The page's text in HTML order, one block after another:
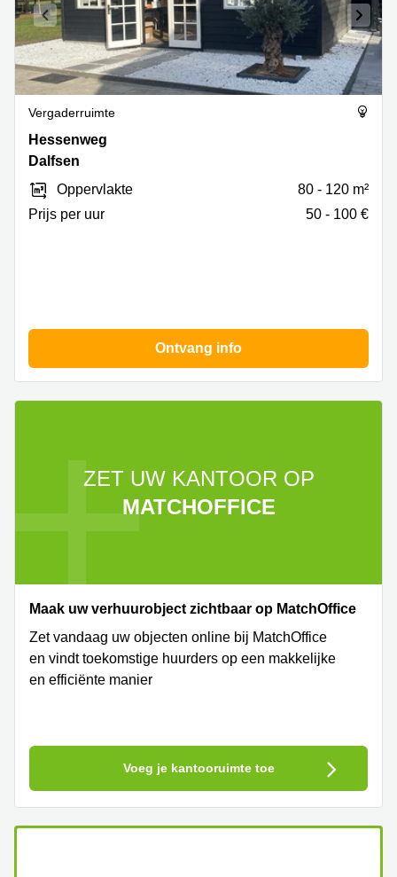
Vergaderruimte
Hessenweg
9,
Hessenweg
Dalfsen
Oppervlakte
80 - 120 m²
Prijs per uur
50 - 100 €
Ontvang info
ZET UW KANTOOR OP
MATCHOFFICE
Maak uw verhuurobject zichtbaar op MatchOffice
Zet vandaag uw objecten online bij MatchOffice
en vindt toekomstige huurders op een makkelijke
en efficiënte manier
Voeg je kantooruimte toe